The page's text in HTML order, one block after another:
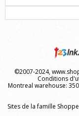
©2007-2024,
Conditions
Montreal warehouse:
Sites de la famille